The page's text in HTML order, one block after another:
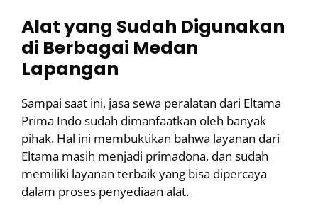
Alat yang Sudah Digunakan
di Berbagai Medan
Lapangan
Sampai saat ini, jasa sewa peralatan dari Eltama
Prima Indo sudah dimanfaatkan oleh banyak
pihak. Hal ini membuktikan bahwa layanan dari
Eltama masih menjadi primadona, dan sudah
memiliki layanan terbaik yang bisa dipercaya
dalam proses penyediaan alat.